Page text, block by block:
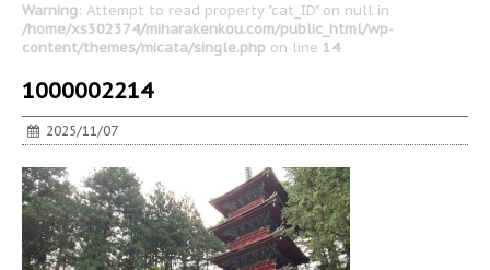
Warning: Attempt to read property "cat_ID" on null in
/home/xs302374/miharakenkou.com/public_html/wp-
content/themes/micata/single.php on line 14
1000002214
2025/11/07